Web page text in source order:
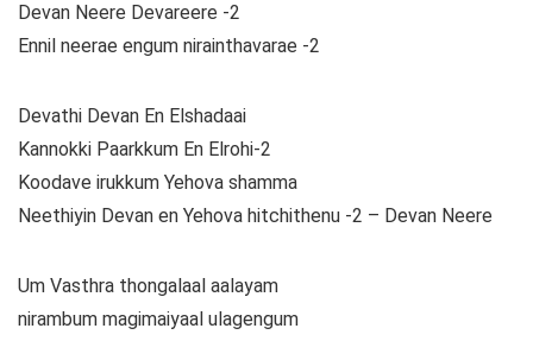
Devan Neere Devareere -2
Ennil neerae engum nirainthavarae -2
Devathi Devan En Elshadaai
Kannokki Paarkkum En Elrohi-2
Koodave irukkum Yehova shamma
Neethiyin Devan en Yehova hitchithenu -2 – Devan Neere
Um Vasthra thongalaal aalayam
nirambum magimaiyaal ulagengum